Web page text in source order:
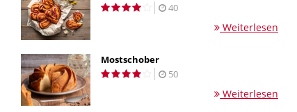
40
Weiterlesen
Mostschober
50
Weiterlesen